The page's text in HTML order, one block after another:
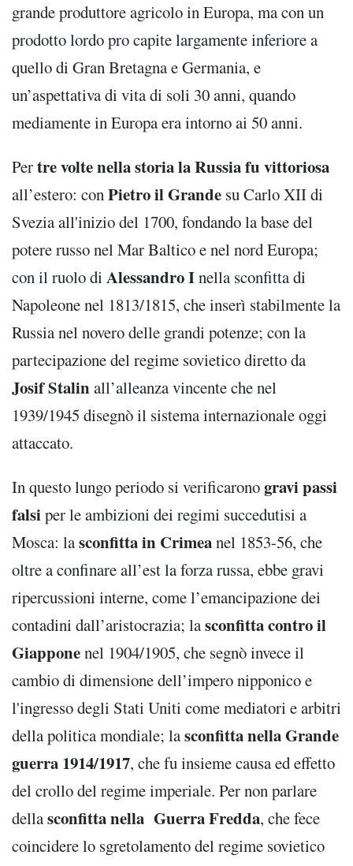
grande produttore agricolo in Europa, ma con un
prodotto lordo pro capite largamente inferiore a
quello di Gran Bretagna e Germania, e
un’aspettativa di vita di soli 30 anni, quando
mediamente in Europa era intorno ai 50 anni.
Pertre volte nella storia la Russia fu vittoriosa
all’estero: conPietro il Grande su Carlo XII di
Svezia all'inizio del 1700, fondando la base del
potere russo nel Mar Baltico e nel nord Europa;
con il ruolo di Alessandro Inella sconfitta di
Napoleone nel 1813/1815, che inserì stabilmente la
Russia nel novero delle grandi potenze; con la
partecipazione del regime sovietico diretto da
Josif Stalinall’alleanza vincente che nel
1939/1945 disegnò il sistema internazionale oggi
attaccato.
In questo lungo periodo si verificaronogravi passi
falsiper le ambizioni dei regimi succedutisi a
Mosca: lasconfitta in Crimeanel 1853-56, che
oltre a confinare all’est la forza russa, ebbe gravi
ripercussioni interne, come l’emancipazione dei
contadini dall’aristocrazia; lasconfitta contro il
Giapponenel 1904/1905, che segnò invece il
cambio di dimensione dell’impero nipponico e
l'ingresso degli Stati Uniti come mediatori e arbitri
della politica mondiale; lasconfitta nella Grande
guerra 1914/1917, che fu insieme causa ed effetto
del crollo del regime imperiale. Per non parlare
dellasconfitta nella Guerra Fredda, che fece
coincidere lo sgretolamento del regime sovietico